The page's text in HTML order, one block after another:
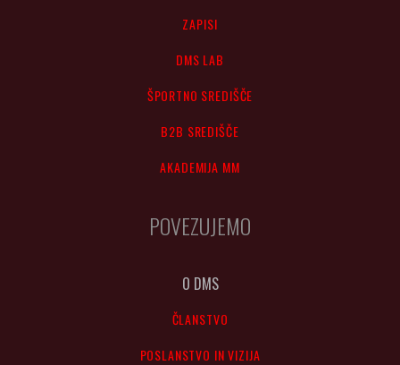
ZAPISI
DMS LAB
ŠPORTNO SREDIŠČE
B2B SREDIŠČE
AKADEMIJA MM
POVEZUJEMO
O DMS
ČLANSTVO
POSLANSTVO IN VIZIJA